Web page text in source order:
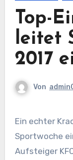
Top-
leitet
2017
Von
Ein echter Kracher leitet unsere diesjährige
Sportwoche
Aufsteiger